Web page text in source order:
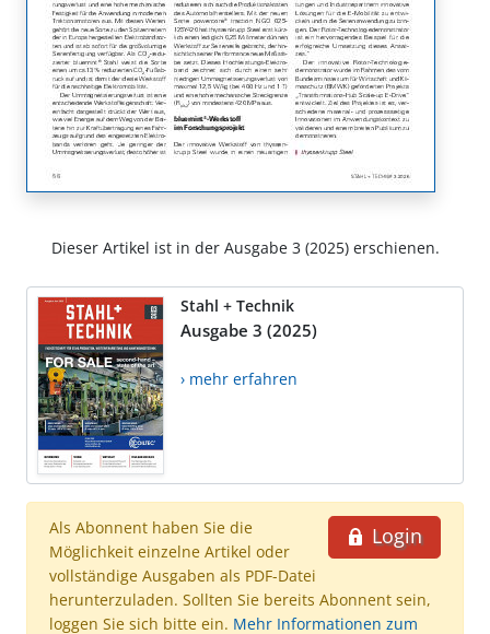
Dieser Artikel ist in der Ausgabe 3 (2025) erschienen.
Stahl + Technik
Ausgabe 3 (2025)
› mehr erfahren
Login
Als Abonnent haben Sie die
Möglichkeit einzelne Artikel oder
vollständige Ausgaben als PDF-Datei
herunterzuladen. Sollten Sie bereits Abonnent sein,
loggen Sie sich bitte ein. Mehr Informationen zum